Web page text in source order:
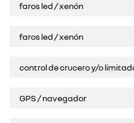
faros led / xenón
faros led / xenón
control de crucero y/o
GPS / navegador